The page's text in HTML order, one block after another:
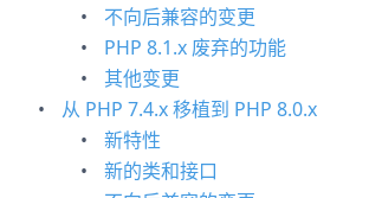
不向后兼容的变更
PHP 8.1.x 废弃的功能
其他变更
从 PHP 7.4.x 移植到 PHP 8.0.x
新特性
新的类和接口